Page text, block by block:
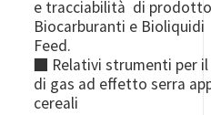
e tracciabilità di
Biocarburanti e
Feed.
■ Relativi strumenti per
di gas ad effetto serra
cereali